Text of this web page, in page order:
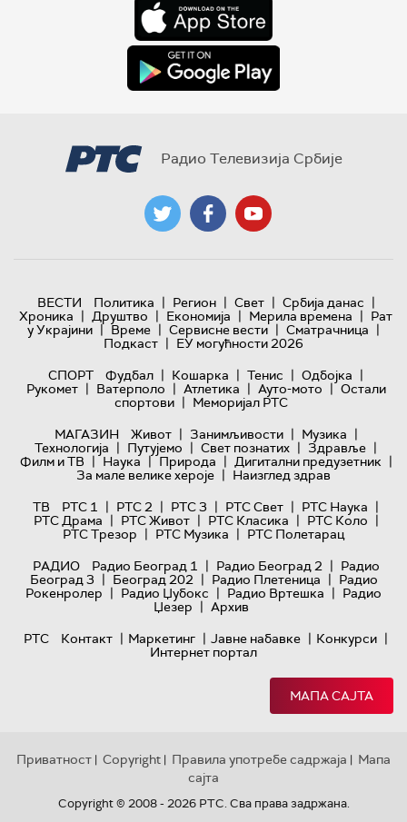
Радио Телевизија Србије
ВЕСТИ Политика | Регион | Свет | Србија данас |
Хроника | Друштво | Економија | Мерила времена | Рат
у Украјини | Време | Сервисне вести | Сматрачница |
Подкаст | ЕУ могућности 2026
СПОРТ
Фудбал | Кошарка | Тенис | Одбојка |
Рукомет | Ватерполо | Атлетика | Ауто-мото | Остали
спортови | Меморијал РТС
МАГАЗИН
Живот | Занимљивости | Музика |
Технологијa | Путујемо | Свет познатих | Здравље |
Филм и ТВ | Наука | Природа | Дигитални предузетник |
За мале велике хероје | Наизглед здрав
ТВ
РТС 1 | РТС 2 | РТС 3 | РТС Свет | РТС Наука |
РТС Драма | РТС Живот | РТС Класика | РТС Коло |
РТС Трезор | РТС Музика | РТС Полетарац
РАДИО
Радио Београд 1 | Радио Београд 2 | Радио
Београд 3 | Београд 202 | Радио Плетеница | Радио
Рокенролер | Радио Џубокс | Радио Вртешка | Радио
Џезер | Архив
РТС
Контакт | Маркетинг | Јавне набавке | Конкурси |
Интернет портал
МАПА САЈТА
Приватност | Copyright | Правила употребе садржаја | Мапа
сајта
Copyright © 2008 - 2026 РТС. Сва права задржана.